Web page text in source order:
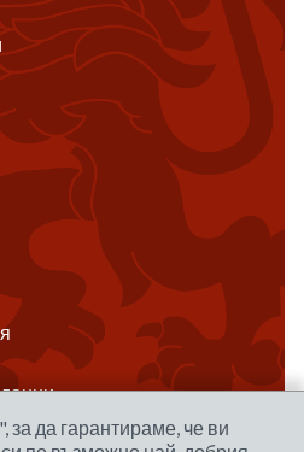
за да гарантираме, че ви